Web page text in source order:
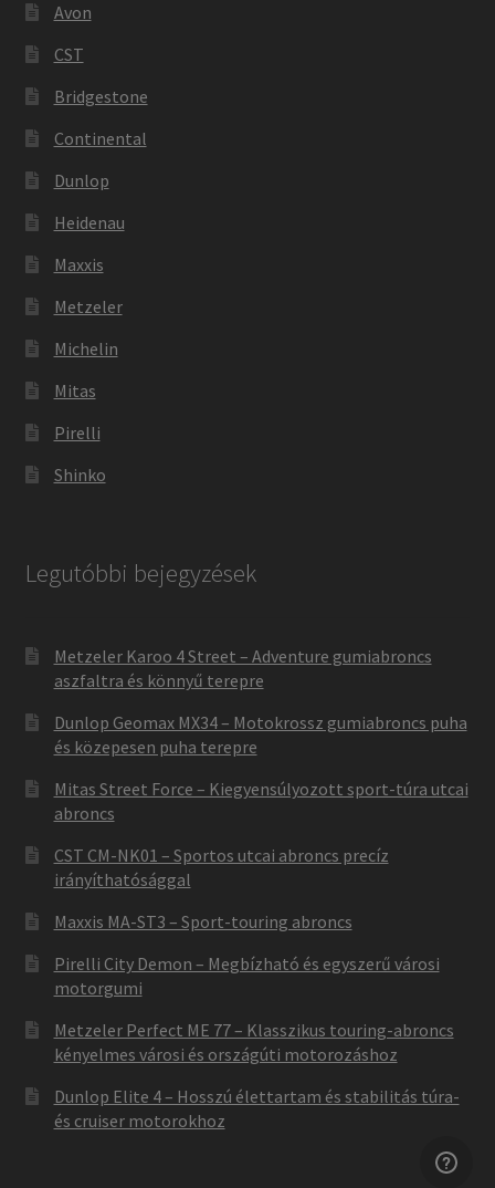
Avon
CST
Bridgestone
Continental
Dunlop
Heidenau
Maxxis
Metzeler
Michelin
Mitas
Pirelli
Shinko
Legutóbbi bejegyzések
Metzeler Karoo 4 Street – Adventure gumiabroncs
aszfaltra és könnyű terepre
Dunlop Geomax MX34 – Motokrossz gumiabroncs puha
és közepesen puha terepre
Mitas Street Force – Kiegyensúlyozott sport-túra utcai
abroncs
CST CM-NK01 – Sportos utcai abroncs precíz
irányíthatósággal
Maxxis MA-ST3 – Sport-touring abroncs
Pirelli City Demon – Megbízható és egyszerű városi
motorgumi
Metzeler Perfect ME 77 – Klasszikus touring-abroncs
kényelmes városi és országúti motorozáshoz
Dunlop Elite 4 – Hosszú élettartam és stabilitás túra-
és cruiser motorokhoz